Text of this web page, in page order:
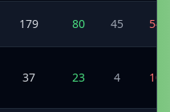
179 80 45 54
37 23 4 10